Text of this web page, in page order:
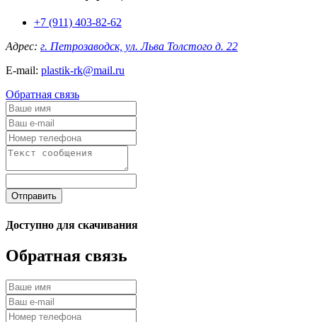
+7 (911) 403-82-62
Адрес: г. Петрозаводск, ул. Льва Толстого д. 22
E-mail: plastik-rk@mail.ru
Обратная связь
Отправить
Доступно для скачивания
Обратная связь